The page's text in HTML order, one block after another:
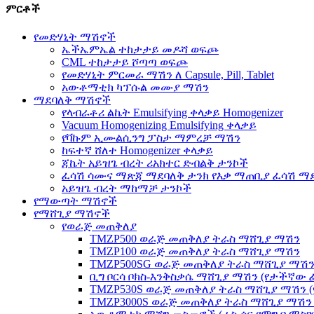
ምርቶች
የመድሃኒት ማሽኖች
ኤችኤምኤል ተከታታይ መዶሻ ወፍጮ
CML ተከታታይ ሾጣጣ ወፍጮ
የመድሃኒት ምርመራ ማሽን ለ Capsule, Pill, Tablet
አውቶማቲክ ካፕሱል መሙያ ማሽን
ማደባለቅ ማሽኖች
የላብራቶሪ ልኬት Emulsifying ቀላቃይ Homogenizer
Vacuum Homogenizing Emulsifying ቀላቃይ
የቫኩም ኢሙልሲንግ ፓስታ ማምረቻ ማሽን
ከፍተኛ ሸለተ Homogenizer ቀላቃይ
ጃኬት አይዝጌ ብረት ሪአክተር ድብልቅ ታንኮች
ፈሳሽ ሳሙና ማጽጃ ማደባለቅ ታንክ የእቃ ማጠቢያ ፈሳሽ
አይዝጌ ብረት ማከማቻ ታንኮች
የማውጣት ማሽኖች
የማሸጊያ ማሽኖች
የወራጅ መጠቅለያ
TMZP500 ወራጅ መጠቅለያ ትራስ ማሸጊያ ማሽን
TMZP100 ወራጅ መጠቅለያ ትራስ ማሸጊያ ማሽን
TMZP500SG ወራጅ መጠቅለያ ትራስ ማሸጊያ
ቢግ ቦርሳ ቦክስ-እንቅስቃሴ ማሸጊያ ማሽን (የታችኛው
TMZP530S ወራጅ መጠቅለያ ትራስ ማሸጊያ ማሽን
TMZP3000S ወራጅ መጠቅለያ ትራስ ማሸጊያ